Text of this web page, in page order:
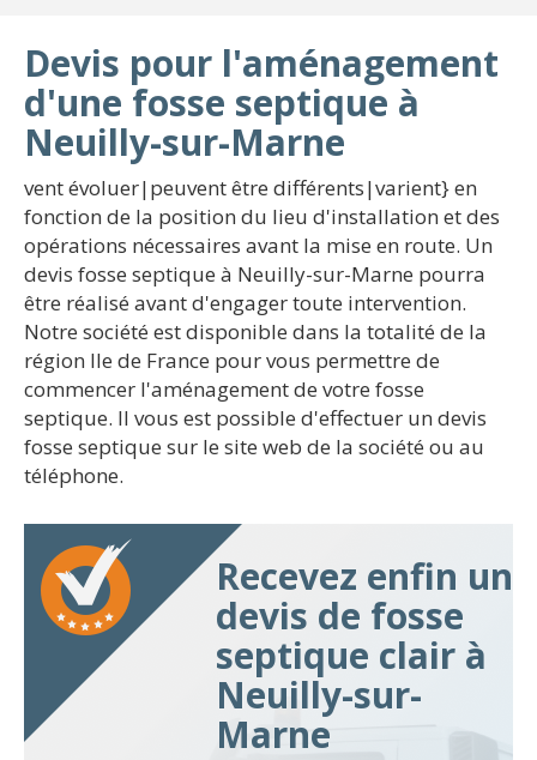
Devis pour l'aménagement
d'une fosse septique à
Neuilly-sur-Marne
vent évoluer|peuvent être différents|varient} en
fonction de la position du lieu d'installation et des
opérations nécessaires avant la mise en route. Un
devis fosse septique à Neuilly-sur-Marne pourra
être réalisé avant d'engager toute intervention.
Notre société est disponible dans la totalité de la
région Ile de France pour vous permettre de
commencer l'aménagement de votre fosse
septique. Il vous est possible d'effectuer un devis
fosse septique sur le site web de la société ou au
téléphone.
Recevez enfin un
devis de fosse
septique clair à
Neuilly-sur-
Marne